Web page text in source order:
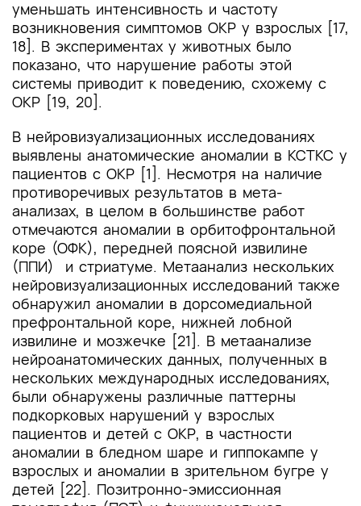
уменьшать интенсивность и частоту
возникновения симптомов ОКР у взрослых [17,
18]. В экспериментах у животных было
показано, что нарушение работы этой
системы приводит к поведению, схожему с
ОКР [19, 20].
В нейровизуализационных исследованиях
выявлены анатомические аномалии в КСТКС у
пациентов с ОКР [1]. Несмотря на наличие
противоречивых результатов в мета-
анализах, в целом в большинстве работ
отмечаются аномалии в орбитофронтальной
коре (ОФК), передней поясной извилине
(ППИ) и стриатуме. Метаанализ нескольких
нейровизуализационных исследований также
обнаружил аномалии в дорсомедиальной
префронтальной коре, нижней лобной
извилине и мозжечке [21]. В метаанализе
нейроанатомических данных, полученных в
нескольких международных исследованиях,
были обнаружены различные паттерны
подкорковых нарушений у взрослых
пациентов и детей с ОКР, в частности
аномалии в бледном шаре и гиппокампе у
взрослых и аномалии в зрительном бугре у
детей [22]. Позитронно-эмиссионная